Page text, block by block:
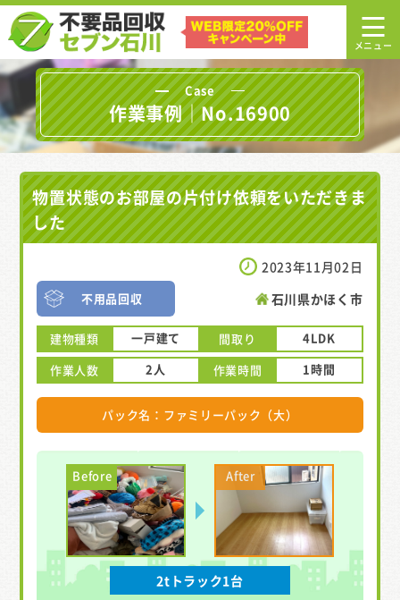
Case
作業事例｜No.16900
物置状態のお部屋の片付け依頼をいただきま
した
2023年11月02日
不用品回収 石川県かほく市
建物種類 一戸建て 間取り
4LDK
作業人数
2人 作業時間 1時間
パック名：ファミリーパック（大）
2tトラック1台